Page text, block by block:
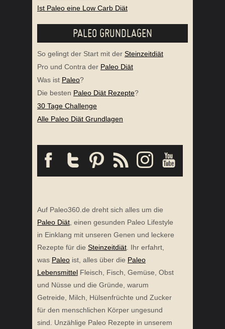
Ist Paleo eine Low Carb Diät
PALEO GRUNDLAGEN
So gelingt der Start mit der Steinzeitdiät
Pro und Contra der Paleo Diät
Was ist Paleo?
Die besten Paleo Diät Rezepte?
30 Tage Challenge
Alle Paleo Diät Grundlagen
Auf Paleo360.de dreht sich alles um die
Paleo Diät , einen gesunden Paleo Lifestyle
in Einklang mit unseren Genen und leckere
Rezepte für die Steinzeitdiät . Ihr erfahrt,
was Paleo ist, alles über die Paleo
Lebensmittel Fleisch, Fisch, Gemüse, Obst
und Nüsse und die Gründe, warum
Getreide, Milch, Hülsenfrüchte und Zucker
für den menschlichen Körper ungesund
sind. Unzählige Paleo Rezepte in unserem